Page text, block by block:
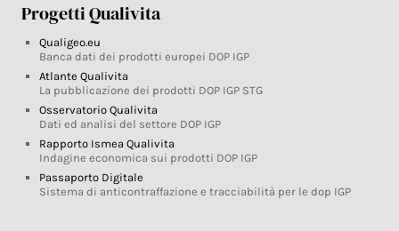
Progetti Qualivita
Qualigeo.eu
Banca dati dei prodotti europei DOP IGP
Atlante Qualivita
La pubblicazione dei prodotti DOP IGP STG
Osservatorio Qualivita
Dati ed analisi del settore DOP IGP
Rapporto Ismea Qualivita
Indagine economica sui prodotti DOP IGP
Passaporto Digitale
Sistema di anticontraffazione e tracciabilità per le dop IGP